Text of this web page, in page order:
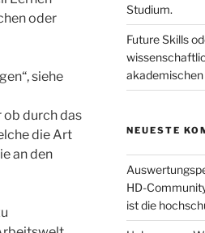
oder
siehe
ob durch das
die Art
an den
Studium.
Future Skills
NEUESTE
HD-
ist die